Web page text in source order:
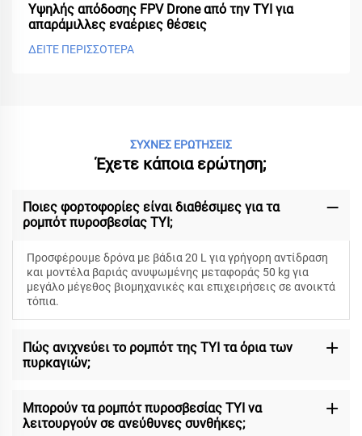
Υψηλής απόδοσης FPV Drone από την TYI για
απαράμιλλες εναέριες θέσεις
ΔΕΙΤΕ ΠΕΡΙΣΣΟΤΕΡΑ
ΣΥΧΝΕΣ ΕΡΩΤΗΣΕΙΣ
Έχετε κάποια ερώτηση;
Ποιες φορτοφορίες είναι διαθέσιμες για τα
ρομπότ πυροσβεσίας TYI;
Προσφέρουμε δρόνα με βάδια 20 L για γρήγορη αντίδραση
και μοντέλα βαριάς ανυψωμένης μεταφοράς 50 kg για
μεγάλο μέγεθος βιομηχανικές και επιχειρήσεις σε ανοικτά
τόπια.
Πώς ανιχνεύει το ρομπότ της TYI τα όρια των
πυρκαγιών;
Μπορούν τα ρομπότ πυροσβεσίας TYI να
λειτουργούν σε ανεύθυνες συνθήκες;